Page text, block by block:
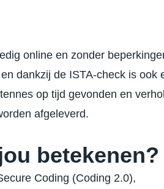
online en zonder
dankzij de ISTA-check is ook
op tijd gevonden en
afgeleverd.
betekenen?
Coding (Coding 2.0),